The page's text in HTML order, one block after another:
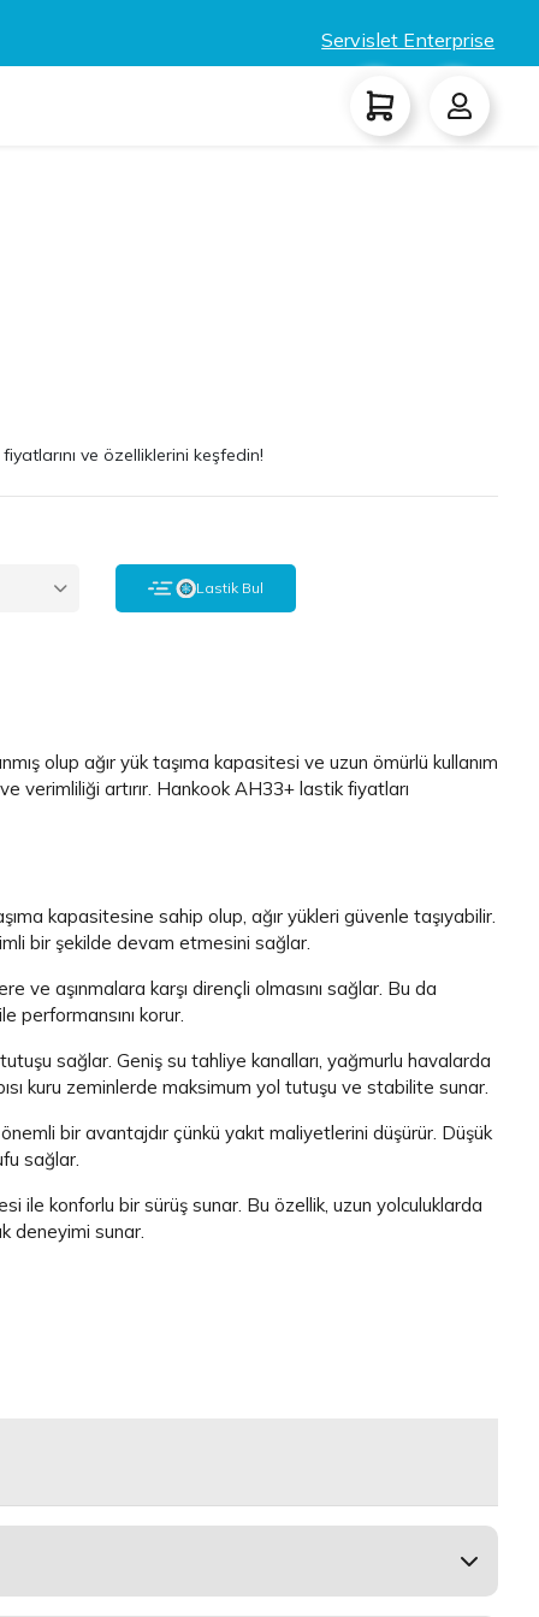
Servislet Enterprise
ve özelliklerini keşfedin!
Lastik Bul
olup ağır yük taşıma kapasitesi ve uzun ömürlü kullanım
verimliliği artırır. Hankook AH33+ lastik fiyatları
kapasitesine sahip olup, ağır yükleri güvenle taşıyabilir.
bir şekilde devam etmesini sağlar.
ve aşınmalara karşı dirençli olmasını sağlar. Bu da
performansını korur.
sağlar. Geniş su tahliye kanalları, yağmurlu havalarda
kuru zeminlerde maksimum yol tutuşu ve stabilite sunar.
bir avantajdır çünkü yakıt maliyetlerini düşürür. Düşük
sağlar.
ile konforlu bir sürüş sunar. Bu özellik, uzun yolculuklarda
deneyimi sunar.